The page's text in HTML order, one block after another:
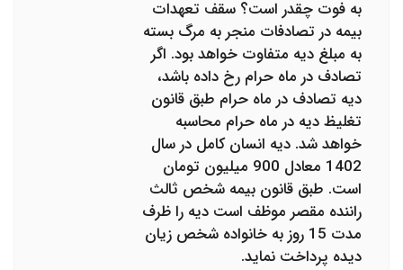
به فوت چقدر است؟ سقف تعهدات
بیمه در تصادفات منجر به مرگ بسته
به مبلغ دیه متفاوت خواهد بود. اگر
تصادف در ماه حرام رخ داده باشد،
دیه تصادف در ماه حرام طبق قانون
تغلیظ دیه در ماه حرام محاسبه
خواهد شد. دیه انسان کامل در سال
1402 معادل 900 میلیون تومان
است. طبق قانون بیمه شخص ثالث
راننده مقصر موظف است دیه را ظرف
مدت 15 روز به خانواده شخص زیان
دیده پرداخت نماید.